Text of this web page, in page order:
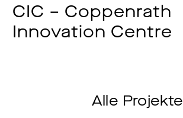
CIC – Coppenrath
Innovation Centre
Alle Projekte